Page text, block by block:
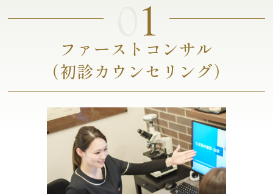
ファーストコンサル
（初診カウンセリング）